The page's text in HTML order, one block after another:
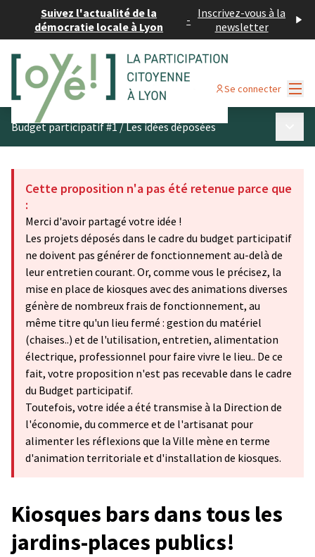
Suivez l'actualité de la
démocratie locale à Lyon
- Inscrivez-vous à la
newsletter
Se connecter
Budget participatif #1/Les idées déposées
Cette proposition n'a pas été retenue parce que
:
Merci d'avoir partagé votre idée !
Les projets déposés dans le cadre du budget participatif
ne doivent pas générer de fonctionnement au-delà de
leur entretien courant. Or, comme vous le précisez, la
mise en place de kiosques avec des animations diverses
génère de nombreux frais de fonctionnement, au
même titre qu'un lieu fermé : gestion du matériel
(chaises..) et de l'utilisation, entretien, alimentation
électrique, professionnel pour faire vivre le lieu.. De ce
fait, votre proposition n'est pas recevable dans le cadre
du Budget participatif.
Toutefois, votre idée a été transmise à la Direction de
l'économie, du commerce et de l'artisanat pour
alimenter les réflexions que la Ville mène en terme
d'animation territoriale et d'installation de kiosques.
Kiosques bars dans tous les
jardins-places publics!